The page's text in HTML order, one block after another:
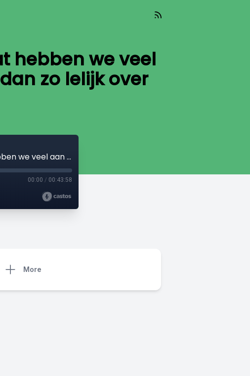
hebben we veel
zo lelijk over
Podcast 29 oktober • Ds. Zippro: “Wat hebben we veel aan Israël te danken. Hoe kan je er dan zo lelijk over spreken?”
00:00 / 00:43:58
More